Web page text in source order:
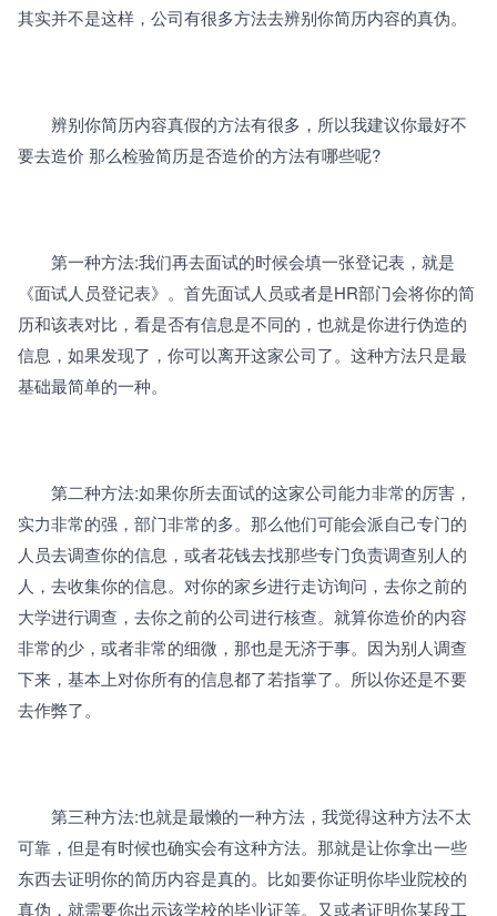
其实并不是这样，公司有很多方法去辨别你简历内容的真伪。
辨别你简历内容真假的方法有很多，所以我建议你最好不
要去造价 那么检验简历是否造价的方法有哪些呢?
第一种方法:我们再去面试的时候会填一张登记表，就是
《面试人员登记表》。首先面试人员或者是HR部门会将你的简
历和该表对比，看是否有信息是不同的，也就是你进行伪造的
信息，如果发现了，你可以离开这家公司了。这种方法只是最
基础最简单的一种。
第二种方法:如果你所去面试的这家公司能力非常的厉害，
实力非常的强，部门非常的多。那么他们可能会派自己专门的
人员去调查你的信息，或者花钱去找那些专门负责调查别人的
人，去收集你的信息。对你的家乡进行走访询问，去你之前的
大学进行调查，去你之前的公司进行核查。就算你造价的内容
非常的少，或者非常的细微，那也是无济于事。因为别人调查
下来，基本上对你所有的信息都了若指掌了。所以你还是不要
去作弊了。
第三种方法:也就是最懒的一种方法，我觉得这种方法不太
可靠，但是有时候也确实会有这种方法。那就是让你拿出一些
东西去证明你的简历内容是真的。比如要你证明你毕业院校的
真伪，就需要你出示该学校的毕业证等。又或者证明你某段工